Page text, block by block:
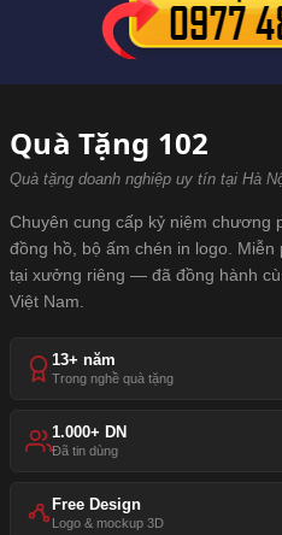
Quà Tặng 102
Quà tặng doanh nghiệp uy tín tại Hà
Chuyên cung cấp kỷ niệm chương
đồng hồ, bộ ấm chén in logo. Miễn
tại xưởng riêng — đã đồng hành
Việt Nam.
13+ năm
Trong nghề quà tặng
1.000+ DN
Đã tin dùng
Free Design
Logo & mockup 3D